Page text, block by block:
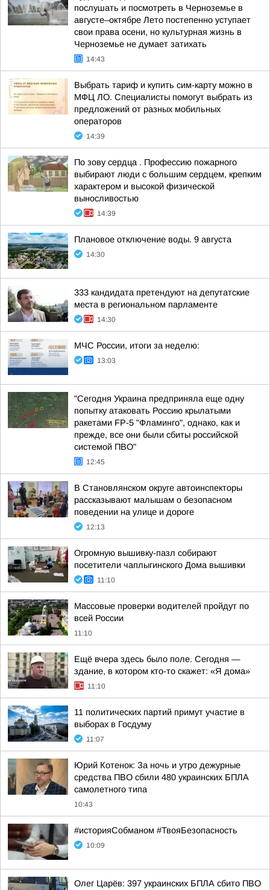
послушать и посмотреть в Черноземье в
августе–октябре Лето постепенно уступает
свои права осени, но культурная жизнь в
Черноземье не думает затихать
14:43
Выбрать тариф и купить сим-карту можно в
МФЦ ЛО. Специалисты помогут выбрать из
предложений от разных мобильных
операторов
14:39
По зову сердца . Профессию пожарного
выбирают люди с большим сердцем, крепким
характером и высокой физической
выносливостью
14:39
Плановое отключение воды. 9 августа
14:30
333 кандидата претендуют на депутатские
места в региональном парламенте
14:30
МЧС России, итоги за неделю:
13:03
"Сегодня Украина предприняла еще одну
попытку атаковать Россию крылатыми
ракетами FP-5 "Фламинго", однако, как и
прежде, все они были сбиты российской
системой ПВО"
12:45
В Становлянском округе автоинспекторы
рассказывают малышам о безопасном
поведении на улице и дороге
12:13
Огромную вышивку-пазл собирают
посетители чаплыгинского Дома вышивки
11:10
Массовые проверки водителей пройдут по
всей России
11:10
Ещё вчера здесь было поле. Сегодня —
здание, в котором кто-то скажет: «Я дома»
11:10
11 политических партий примут участие в
выборах в Госдуму
11:07
Юрий Котенок: За ночь и утро дежурные
средства ПВО сбили 480 украинских БПЛА
самолетного типа
10:43
#историяСобманом #ТвояБезопасность
10:09
Олег Царёв: 397 украинских БПЛА сбито ПВО